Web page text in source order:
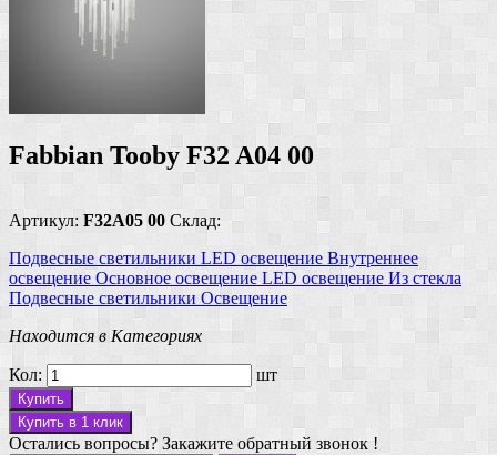
Fabbian Tooby F32 A04 00
Артикул: F32A05 00 Склад:
Подвесные светильники LED освещение Внутреннее
освещение Основное освещение LED освещение Из стекла
Подвесные светильники Освещение
Находится в Категориях
Кол: шт
Купить
Купить в 1 клик
Остались вопросы? Закажите обратный звонок !